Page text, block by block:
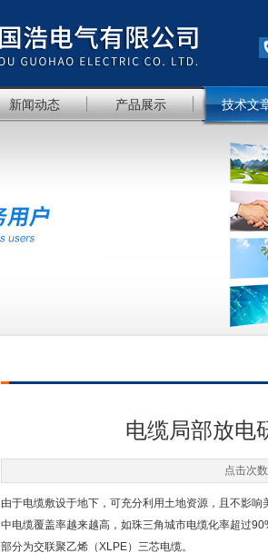
新闻动态 产品展示 技术文
电缆局部放电
点击次
由于电缆敷设于地下，可充分利用土地资源，且不影
中电缆覆盖率越来越高，如珠三角城市电缆化率超过
部分为交联聚乙烯（XLPE）三芯电缆。